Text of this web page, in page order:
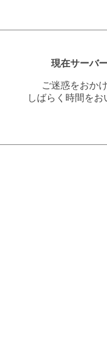
現在サーバ
ご迷惑をおか
しばらく時間を